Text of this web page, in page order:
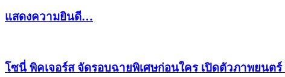
แสดงความยินดี…
โซนี่ พิคเจอร์ส จัดรอบฉายพิเศษก่อนใคร เปิดตัวภาพยนต